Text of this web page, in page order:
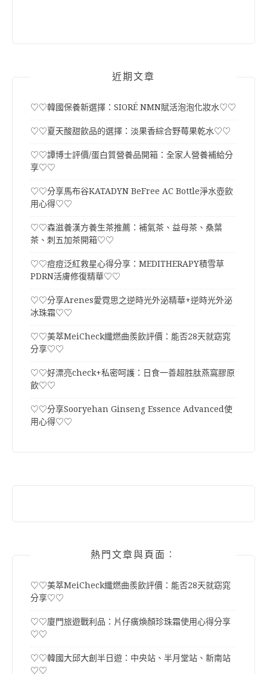
近期文章
♡♡韓國保養新選擇：SIORÉ NMN賦活泡泡化妝水♡♡
♡♡夏天酸甜飲品的選擇：淡果香綜合野莓果乾水♡♡
♡♡譚博士評價/蛋白質營養品開箱：全家人營養補給分
享♡♡
♡♡分享馬布谷KATADYN BeFree AC Bottle淨水壺飲
用心得♡♡
♡♡森滋養漢方養生茶推薦：補氣茶、益母茶、桑葉
茶、刺五加茶開箱♡♡
♡♡痘痘泛紅救星心得分享：MEDITHERAPY積雪草
PDRN活膚修復精華♡♡
♡♡分享Arenes愛霓思之逆時光外泌精華+逆時光外泌
冰珠霜♡♡
♡♡美萃MeiCheck纖燃曲羨飲評價：能否28天就窈窕
分享♡♡
♡♡好漂亮check+私密呵護：日食一善超胜肽燕窩膠原
飲♡♡
♡♡分享Sooryehan Ginseng Essence Advanced使
用心得♡♡
熱門文章與頁面︰
♡♡美萃MeiCheck纖燃曲羨飲評價：能否28天就窈窕
分享♡♡
♡♡廈門旅遊戰利品：片仔癀煥顏珍珠霜使用心得分享
♡♡
♡♡韓國大邱大創半日遊：中央站、半月堂站、新南站
♡♡